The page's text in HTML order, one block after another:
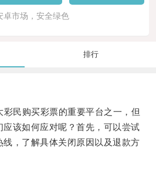
卓市场，安全绿色
排行
民购买彩票的重要平台之一，但
该如何应对呢？首先，可以尝试
，了解具体关闭原因以及退款方